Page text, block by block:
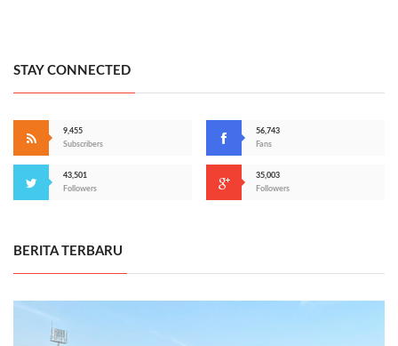
STAY CONNECTED
9,455
Subscribers
56,743
Fans
43,501
Followers
35,003
Followers
BERITA TERBARU